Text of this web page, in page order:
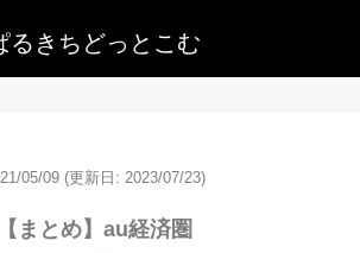
るきちどっとこむ
05/09 (更新日: 2023/07/23)
【まとめ】au経済圏